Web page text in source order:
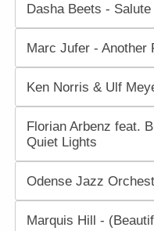
Dasha Beets -
Marc Jufer - Another
Ken Norris & Ulf
Florian Arbenz feat.
Quiet Lights
Odense Jazz
Marquis Hill -